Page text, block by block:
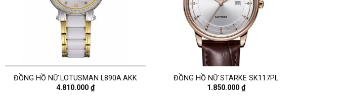
ĐỒNG HỒ NỮ LOTUSMAN L890A.AKK
4.810.000 ₫
ĐỒNG HỒ NỮ STARKE SK117PL
1.850.000 ₫